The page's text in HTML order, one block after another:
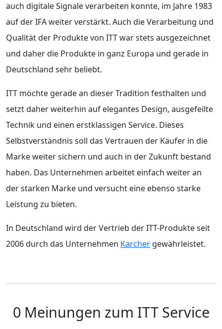
auch digitale Signale verarbeiten konnte, im Jahre 1983
auf der IFA weiter verstärkt. Auch die Verarbeitung und
Qualität der Produkte von ITT war stets ausgezeichnet
und daher die Produkte in ganz Europa und gerade in
Deutschland sehr beliebt.
ITT möchte gerade an dieser Tradition festhalten und
setzt daher weiterhin auf elegantes Design, ausgefeilte
Technik und einen erstklassigen Service. Dieses
Selbstverständnis soll das Vertrauen der Käufer in die
Marke weiter sichern und auch in der Zukunft bestand
haben. Das Unternehmen arbeitet einfach weiter an
der starken Marke und versucht eine ebenso starke
Leistung zu bieten.
In Deutschland wird der Vertrieb der ITT-Produkte seit
2006 durch das Unternehmen Karcher gewährleistet.
0 Meinungen zum ITT Service